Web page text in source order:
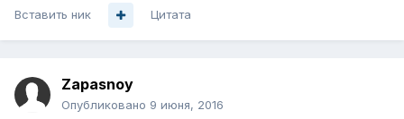
Вставить ник Цитата
Zapasnoy
Опубликовано 9 июня, 2016